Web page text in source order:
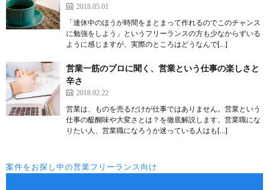
2018.05.01
「連休中のほうが時間をまとまって作れるのでこのチャンス
に勉強をしよう」というフリーランスの方も少なからずいる
ように感じますが、実際のところはどうなんで[…]
営業一筋のプロに聞く、営業という仕事の楽しさと
辛さ
2018.02.22
営業は、ものを売るだけが仕事ではありません。営業という
仕事の醍醐味や大変さとは？を徹底解説します。営業職にな
りたい人、営業職になろうか迷っている人はも[…]
案件をお探し中の営業フリーランス向け